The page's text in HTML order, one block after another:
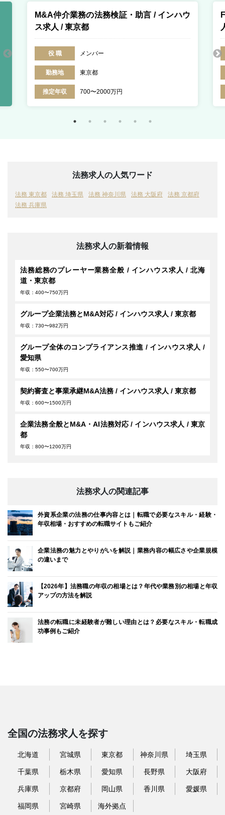
M&A仲介業務の法務検証・助言 / インハウ
ス求人 / 東京都
役 職 メンバー
勤務地 東京都
推定年収 700〜2000万円
法務求人の人気ワード
法務 東京都 法務 埼玉県 法務 神奈川県 法務 大阪府
法務 京都府
法務 兵庫県
法務求人の新着情報
法務総務のプレーヤー業務全般 / インハウス求人 / 北海
道・東京都
年収：400〜750万円
グループ企業法務とM&A対応 / インハウス求人 / 東京都
年収：730〜982万円
グループ全体のコンプライアンス推進 / インハウス求人 /
愛知県
年収：550〜700万円
契約審査と事業承継M&A法務 / インハウス求人 / 東京都
年収：600〜1500万円
企業法務全般とM&A・AI法務対応 / インハウス求人 / 東京
都
年収：800〜1200万円
法務求人の関連記事
外資系企業の法務の仕事内容とは｜転職で必要なスキル・経験・
年収相場・おすすめの転職サイトもご紹介
企業法務の魅力とやりがいを解説｜業務内容の幅広さや企業規模
の違いまで
【2026年】法務職の年収の相場とは？年代や業務別の相場と年収
アップの方法を解説
法務の転職に未経験者が難しい理由とは？必要なスキル・転職成
功事例もご紹介
全国の法務求人を探す
北海道 宮城県 東京都 神奈川県 埼玉県
千葉県 栃木県 愛知県 長野県 大阪府
兵庫県 京都府 岡山県 香川県 愛媛県
福岡県 宮崎県 海外拠点